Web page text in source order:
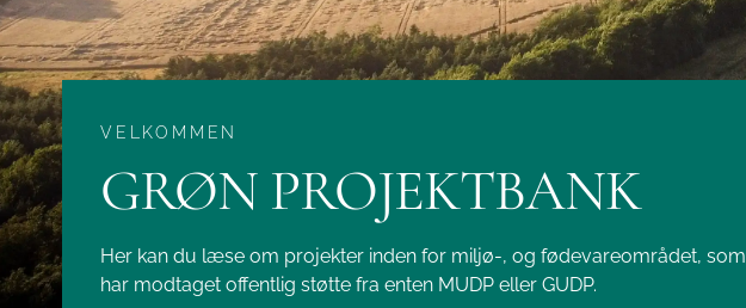
VELKOMMEN
GRØN PROJEKTBANK
Her kan du læse om projekter inden for miljø-, og fødevareområdet, som
har modtaget offentlig støtte fra enten MUDP eller GUDP.